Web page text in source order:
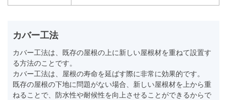
カバー工法
カバー工法は、既存の屋根の上に新しい屋根材を重ねて設置す
る方法のことです。
カバー工法は、屋根の寿命を延ばす際に非常に効果的です。
既存の屋根の下地に問題がない場合、新しい屋根材を上から重
ねることで、防水性や耐候性を向上させることができるからで